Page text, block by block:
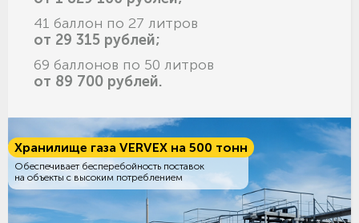
41 баллон по 27 литров
от 29 315 рублей;
69 баллонов по 50 литров
от 89 700 рублей.
Хранилище газа VERVEX на 500 тонн
Обеспечивает бесперебойность поставок
на объекты с высоким потреблением